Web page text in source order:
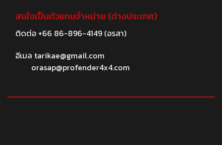
สนใจเป็นตัวแทนจำหน่าย (ต่างประเทศ)
ติดต่อ +66 86-896-4149(อรสา)
อีเมล tarikae@gmail.com
orasap@profender4x4.com